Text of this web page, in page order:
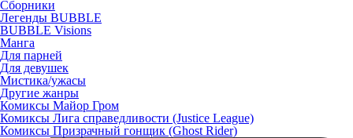
Сборники
Легенды BUBBLE
BUBBLE Visions
Манга
Для парней
Для девушек
Мистика/ужасы
Другие жанры
Комиксы Майор Гром
Комиксы Лига справедливости (Justice League)
Комиксы Призрачный гонщик (Ghost Rider)